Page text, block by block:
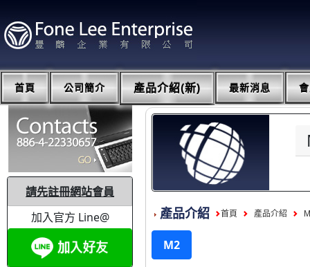
首頁 公司簡介 產品介紹(新) 最新消息
請先註冊網站會員
加入官方 Line@
產品介紹 首頁 產品介紹
M2